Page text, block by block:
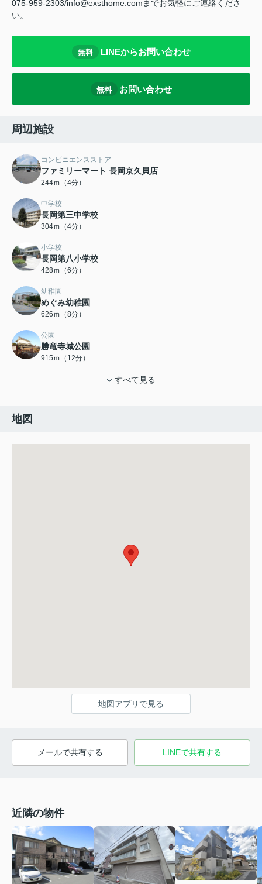
075-959-2303/info@exsthome.comまでお気軽にご連絡くださ
い。
無料 LINEからお問い合わせ
無料 お問い合わせ
周辺施設
コンビニエンスストア
ファミリーマート 長岡京久貝店
244ｍ（4分）
中学校
長岡第三中学校
304ｍ（4分）
小学校
長岡第八小学校
428ｍ（6分）
幼稚園
めぐみ幼稚園
626ｍ（8分）
公園
勝竜寺城公園
915ｍ（12分）
すべて見る
地図
地図アプリで見る
メールで共有する LINEで共有する
近隣の物件